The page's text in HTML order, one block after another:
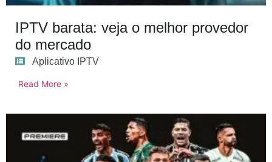
IPTV barata: veja o melhor provedor
do mercado
Aplicativo IPTV
Read More »